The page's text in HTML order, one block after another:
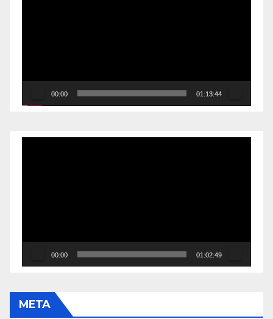
00:00 01:13:44
00:00 01:02:49
META